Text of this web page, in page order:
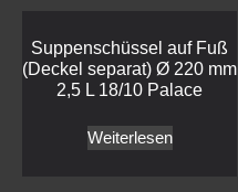
Suppenschüssel auf Fuß
(Deckel separat) Ø 220 mm
2,5 L 18/10 Palace
Weiterlesen